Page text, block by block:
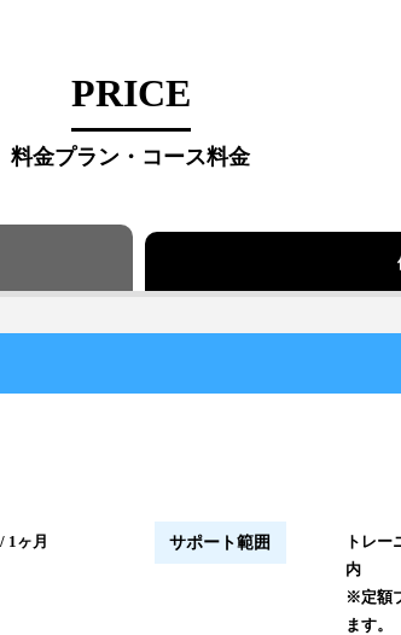
PRICE
料金プラン・コース料金
1ヶ月 サポート範囲
トレ
内
※定額
ます。